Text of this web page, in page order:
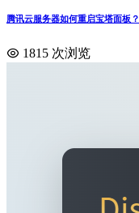
腾讯云服务器如何重启宝塔面板？
1815 次浏览